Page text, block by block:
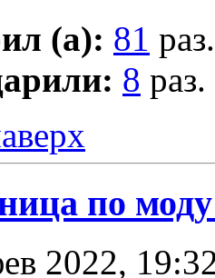
(а): 81 раз.
8 раз.
по
2022,